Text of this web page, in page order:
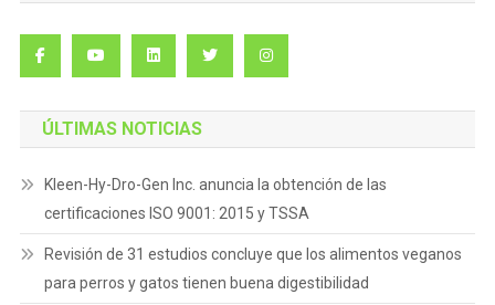
ÚLTIMAS NOTICIAS
Kleen-Hy-Dro-Gen Inc. anuncia la obtención de las
certificaciones ISO 9001: 2015 y TSSA
Revisión de 31 estudios concluye que los alimentos veganos
para perros y gatos tienen buena digestibilidad